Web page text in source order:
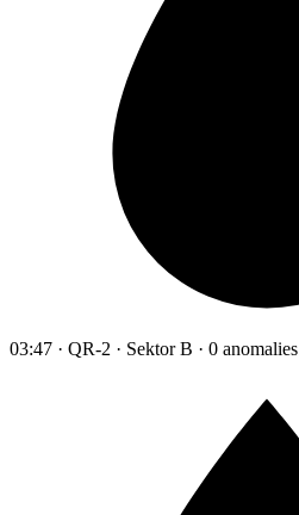
03:47 · QR-2 · Sektor B · 0 anomalies